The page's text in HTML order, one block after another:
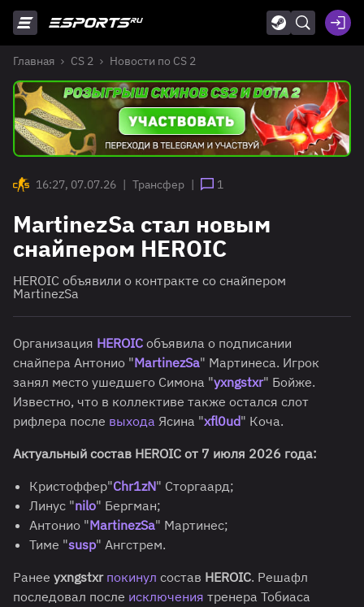
Главная CS 2 Новости по CS 2
16:27, 07.07.26 | Трансфер | 1
MartinezSa стал новым
снайпером HEROIC
HEROIC объявили о контракте со снайпером
MartinezSa
Организация HEROIC объявила о подписании
снайпера Антонио "MartinezSa" Мартинеса. Игрок
занял место ушедшего Симона "yxngstxr" Бойже.
Известно, что в коллективе также остался слот
рифлера после выхода Ясина "xfl0ud" Коча.
Актуальный состав HEROIC от 7 июля 2026 года:
Кристоффер"Chr1zN" Сторгаард;
Линус "nilo" Бергман;
Антонио "MartinezSa" Мартинес;
Тиме "susp" Ангстрем.
Ранее yxngstxr покинул состав HEROIC. Решафл
последовал после исключения тренера Тобиаса